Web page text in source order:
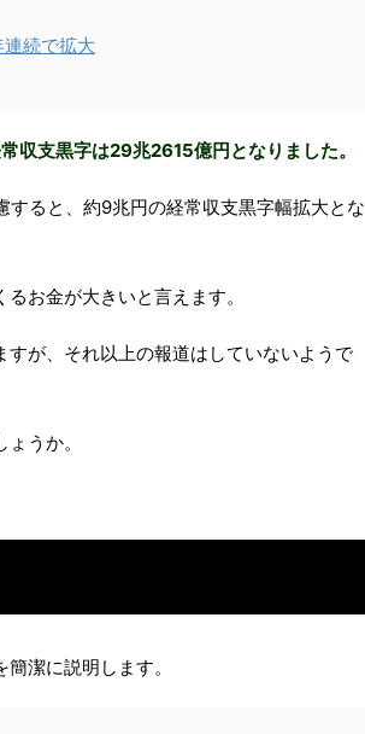
続で拡大
収支黒字は29兆2615億円となりました。
ると、約9兆円の経常収支黒字幅拡大とな
お金が大きいと言えます。
が、それ以上の報道はしていないようで
うか。
潔に説明します。